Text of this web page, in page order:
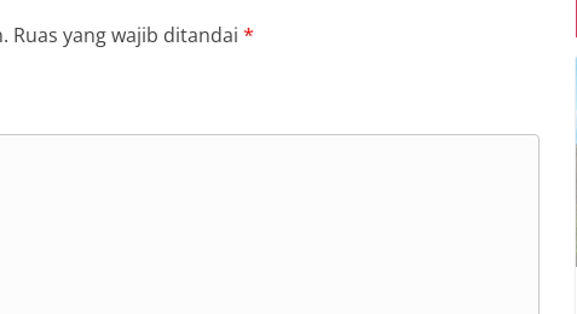
Ruas yang wajib ditandai *